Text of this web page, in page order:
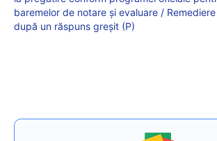
baremelor de notare și evaluare /
după un răspuns greșit (P)